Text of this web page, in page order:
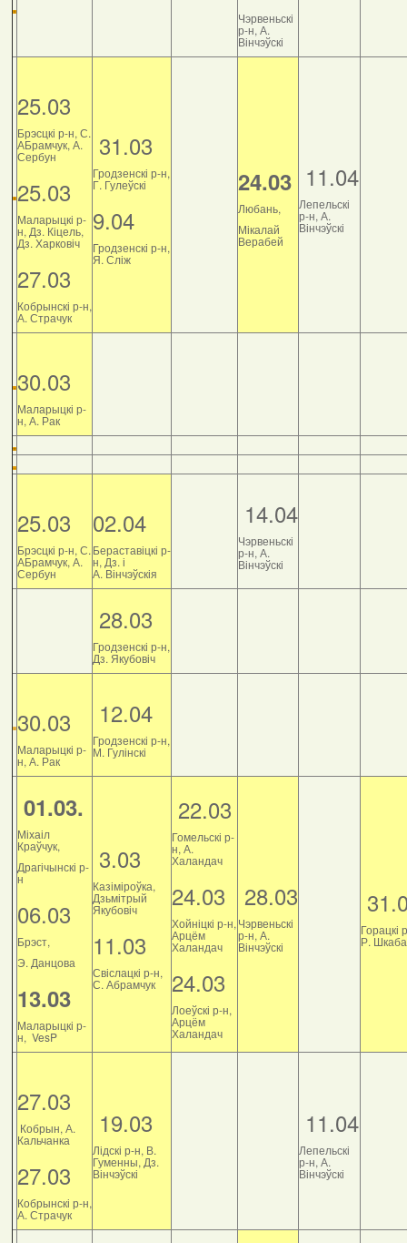
Чэрвеньскі
р-н, А.
Вінчэўскі
25.03
Брэсцкі р-н, С.
АБрамчук, А.
Сербун
25.03
Маларыцкі р-
н, Дз. Кіцель,
Дз. Харковіч
27.03
Кобрынскі р-н,
А. Страчук
31.03
Гродзенскі р-н,
Г. Гулеўскі
9.04
Гродзенскі р-н,
Я. Сліж
24.03
Любань,
Мікалай
Верабей
11.04
Лепельскі
р-н, А.
Вінчэўскі
30.03
Маларыцкі р-
н, А. Рак
25.03
Брэсцкі р-н, С.
АБрамчук, А.
Сербун
02.04
Бераставіцкі р-
н, Дз. і
А. Вінчэўскія
14.04
Чэрвеньскі
р-н, А.
Вінчэўскі
28.03
Гродзенскі р-н,
Дз. Якубовіч
30.03
Маларыцкі р-
н, А. Рак
12.04
Гродзенскі р-н,
М. Гулінскі
01.03.
Міхаіл
Краўчук,
Драгічынскі р-
н
06.03
Брэст,
Э. Данцова
13.03
Маларыцкі р-
н, VesP
3.03
Казіміроўка,
Дзьмітрый
Якубовіч
11.03
Свіслацкі р-н,
С. Абрамчук
22.03
Гомельскі р-
н, А.
Халандач
24.03
Хойніцкі р-н,
Арцём
Халандач
24.03
Лоеўскі р-н,
Арцём
Халандач
28.03
Чэрвеньскі
р-н, А.
Вінчэўскі
Горацкі
Р.
27.03
Кобрын, А.
Кальчанка
27.03
Кобрынскі р-н,
А. Страчук
19.03
Лідскі р-н, В.
Гуменны, Дз.
Вінчэўскі
11.04
Лепельскі
р-н, А.
Вінчэўскі